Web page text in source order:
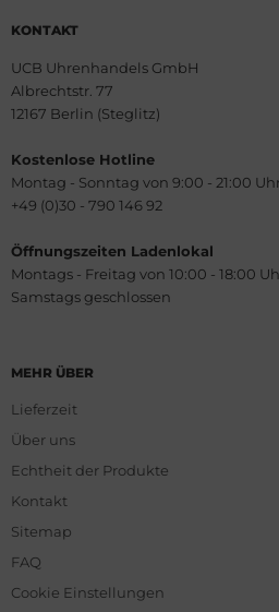
KONTAKT
UCB Uhrenhandels GmbH
Albrechtstr. 77
12167 Berlin (Steglitz)
Kostenlose Hotline
Montag - Sonntag von 9:00 - 21:00
+49 (0)30 - 790 146 92
Öffnungszeiten Ladenlokal
Montags - Freitag von 10:00 - 18:00
Samstags geschlossen
MEHR ÜBER
Lieferzeit
Über uns
Echtheit der Produkte
Kontakt
Sitemap
FAQ
Cookie Einstellungen